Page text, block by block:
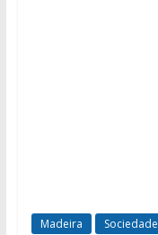
Madeira Sociedade